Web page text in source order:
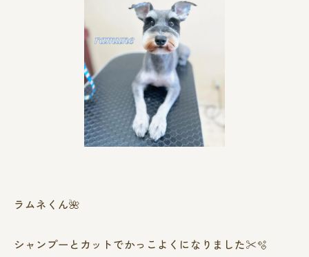
ラムネくん🌺
シャンプーとカットでかっこよくになりました✂️🫧